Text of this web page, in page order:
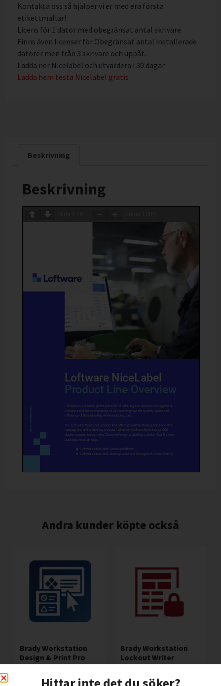
Kontakta oss så hjälper vi er med era första
etikettmallar!
Licens för 1 dator med obegränsat antal skrivare.
Finns även licenser för Obegränsat antal installerade
datorer men från 3 skrivare och uppåt.
Ladda ner Nicelabel och utvärdera i 30 dagar.
Ladda hem testa Nicelabel gratis
Beskrivning
Beskrivning
Andra kunder köpte också
Brady Workstation
Design & Print Pro
Brady Workstation
Lockout Writer
Hittar inte det du söker?